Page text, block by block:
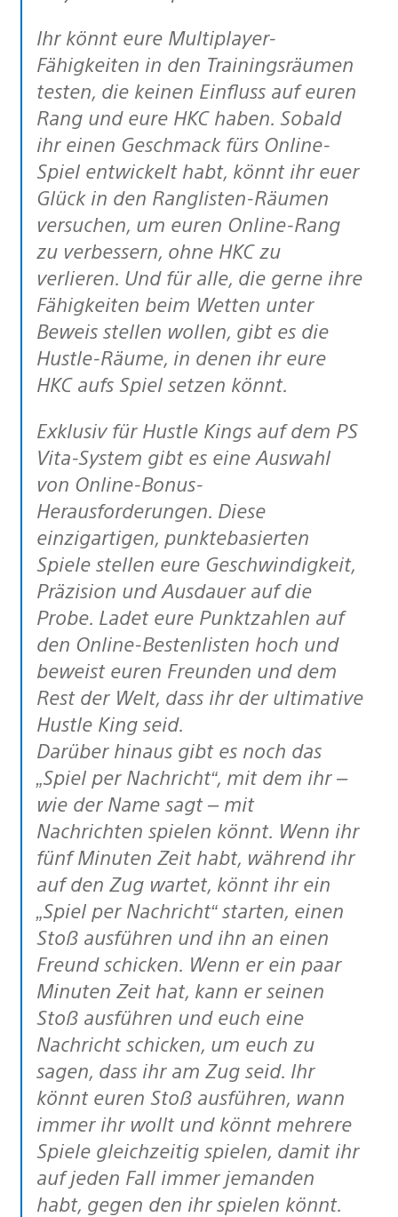
Ihr könnt eure Multiplayer-
Fähigkeiten in den Trainingsräumen
testen, die keinen Einfluss auf euren
Rang und eure HKC haben. Sobald
ihr einen Geschmack fürs Online-
Spiel entwickelt habt, könnt ihr euer
Glück in den Ranglisten-Räumen
versuchen, um euren Online-Rang
zu verbessern, ohne HKC zu
verlieren. Und für alle, die gerne ihre
Fähigkeiten beim Wetten unter
Beweis stellen wollen, gibt es die
Hustle-Räume, in denen ihr eure
HKC aufs Spiel setzen könnt.
Exklusiv für Hustle Kings auf dem PS
Vita-System gibt es eine Auswahl
von Online-Bonus-
Herausforderungen. Diese
einzigartigen, punktebasierten
Spiele stellen eure Geschwindigkeit,
Präzision und Ausdauer auf die
Probe. Ladet eure Punktzahlen auf
den Online-Bestenlisten hoch und
beweist euren Freunden und dem
Rest der Welt, dass ihr der ultimative
Hustle King seid.
Darüber hinaus gibt es noch das
„Spiel per Nachricht“, mit dem ihr –
wie der Name sagt – mit
Nachrichten spielen könnt. Wenn ihr
fünf Minuten Zeit habt, während ihr
auf den Zug wartet, könnt ihr ein
„Spiel per Nachricht“ starten, einen
Stoß ausführen und ihn an einen
Freund schicken. Wenn er ein paar
Minuten Zeit hat, kann er seinen
Stoß ausführen und euch eine
Nachricht schicken, um euch zu
sagen, dass ihr am Zug seid. Ihr
könnt euren Stoß ausführen, wann
immer ihr wollt und könnt mehrere
Spiele gleichzeitig spielen, damit ihr
auf jeden Fall immer jemanden
habt, gegen den ihr spielen könnt.